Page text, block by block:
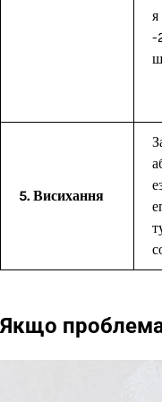
я
-
5. Висихання
Якщо